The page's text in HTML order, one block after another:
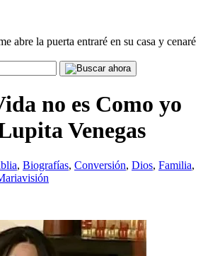
abre la puerta entraré en su casa y cenaré
no es Como yo
Venegas
, Biografías, Conversión, Dios, Familia,